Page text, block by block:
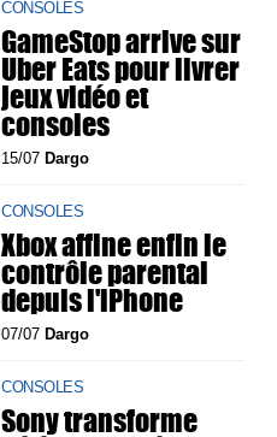
CONSOLES
GameStop arrive sur
Uber Eats pour livrer
jeux vidéo et
consoles
15/07 Dargo
CONSOLES
Xbox affine enfin le
contrôle parental
depuis l'iPhone
07/07 Dargo
CONSOLES
Sony transforme